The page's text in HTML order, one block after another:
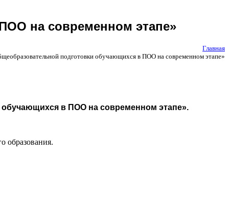
на современном этапе»
Главная
подготовки обучающихся в ПОО на современном этапе»
в ПОО на современном этапе».
образования.